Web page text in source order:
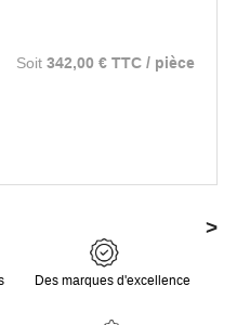
Soit 342,00 € TTC / pièce
>
Des marques d'excellence